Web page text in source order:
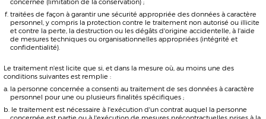
Les utilisateurs conviennent qu’en utilisant notre site, ils consentent à :
les conditions énoncées dans la présente politique de confidentialité et
la collecte, l’utilisation et la conservation des données énumérées dans la
présente politique.
Données personnelles que nous collectons
Lorsque vous visitez et utilisez notre site, nous pouvons automatiquement
recueillir et conserver les renseignements suivants :
Adresse IP
Lieu
Détails matériels et logiciels
Liens un utilisateur clique tout en utilisant le site
Contenu que l’utilisateur consulte sur votre site